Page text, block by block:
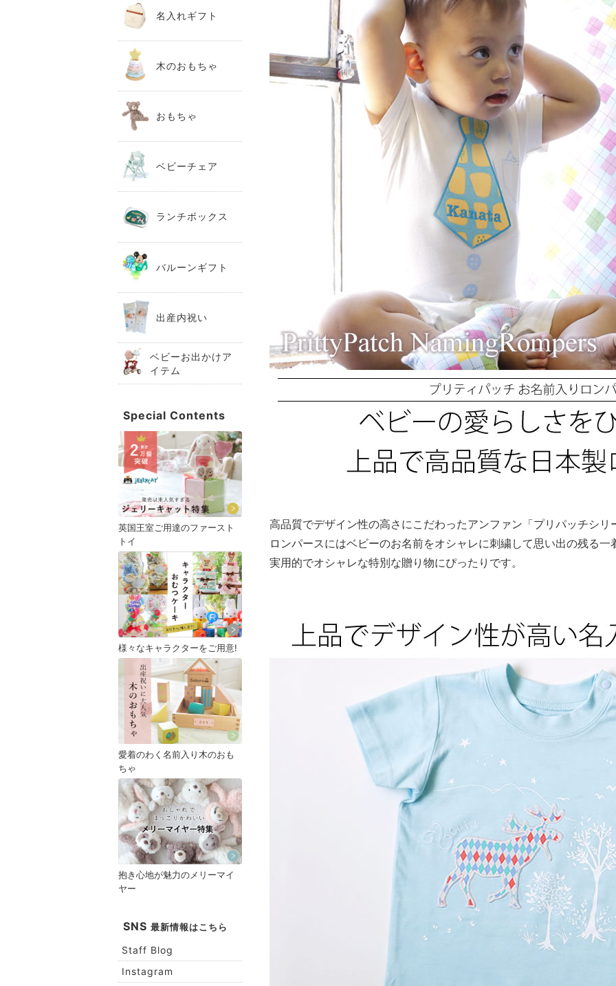
高品質でデザイン性の高さにこだわったアンファン「プリパッチシリ
ロンパースにはベビーのお名前をオシャレに刺繍して思い出の残る一
実用的でオシャレな特別な贈り物にぴったりです。
名入れギフト
木のおもちゃ
おもちゃ
ベビーチェア
ランチボックス
バルーンギフト
出産内祝い
ベビーお出かけア
イテム
Special Contents
英国王室ご用達のファースト
トイ
様々なキャラクターをご用意!
愛着のわく名前入り木のおも
ちゃ
抱き心地が魅力のメリーマイ
ヤー
SNS 最新情報はこちら
Staff Blog
Instagram